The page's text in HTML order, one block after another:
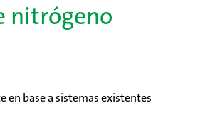
nitrógeno
en base a sistemas existentes